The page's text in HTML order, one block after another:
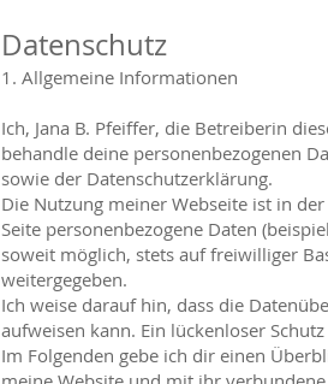
Datenschutz
1. Allgemeine Informationen
Ich, Jana B. Pfeiffer, die Betreiberin
behandle deine personenbezogenen
sowie der Datenschutzerklärung.
Die Nutzung meiner Webseite ist in
Seite personenbezogene Daten
soweit möglich, stets auf freiwilliger
weitergegeben.
Ich weise darauf hin, dass die
aufweisen kann. Ein lückenloser
Im Folgenden gebe ich dir einen